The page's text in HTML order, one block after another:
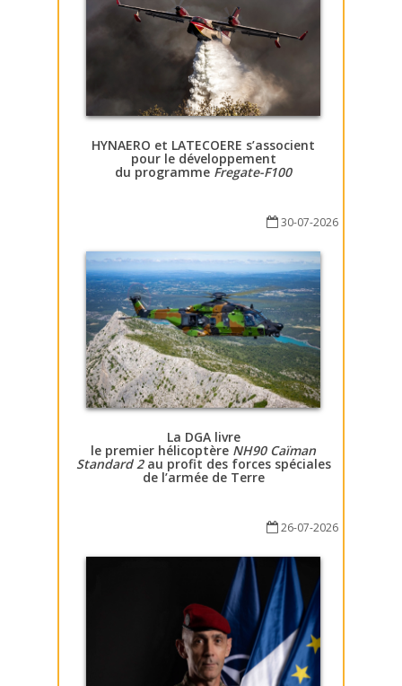
HYNAERO et LATECOERE s’associent
pour le développement
du programme Fregate-F100
30-07-2026
La DGA livre
le premier hélicoptère NH90 Caïman
Standard 2au profit des forces spéciales
de l’armée de Terre
26-07-2026